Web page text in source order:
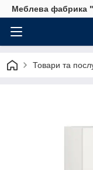
Меблева фабрика
Товари та